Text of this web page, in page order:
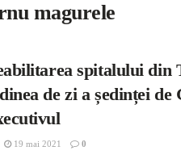
magurele
spitalului din
de zi a ședinței de
19 mai 2021 0